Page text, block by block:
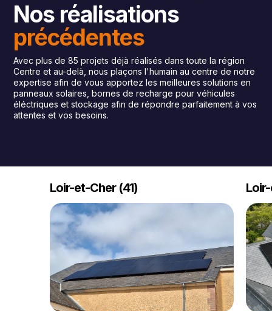
Nos réalisations
précédentes
Avec plus de 85 projets déjà réalisés dans toute la région
Centre et au-delà, nous plaçons l'humain au centre de notre
expertise afin de vous apportez les meilleures solutions en
panneaux solaires, bornes de recharge pour véhicules
éléctriques et stockage afin de répondre parfaitement à vos
attentes et vos besoins.
Loir-et-Cher (41)